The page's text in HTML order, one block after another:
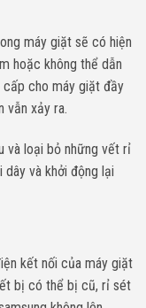
máy giặt sẽ có hiện
hoặc không thể dẫn
cấp cho máy giặt đầy
vẫn xảy ra.
và loại bỏ những vết rỉ
và khởi động lại
kết nối của máy giặt
bị có thể bị cũ, rỉ sét